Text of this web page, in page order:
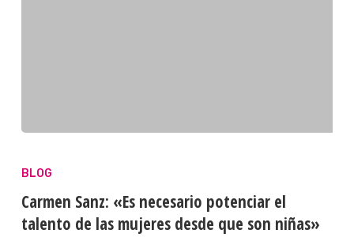
BLOG
Carmen Sanz: «Es necesario potenciar el
talento de las mujeres desde que son niñas»